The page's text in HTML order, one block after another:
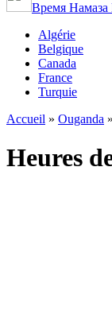
Время Намаза
Algérie
Belgique
Canada
France
Turquie
Accueil » Ouganda »
Heures